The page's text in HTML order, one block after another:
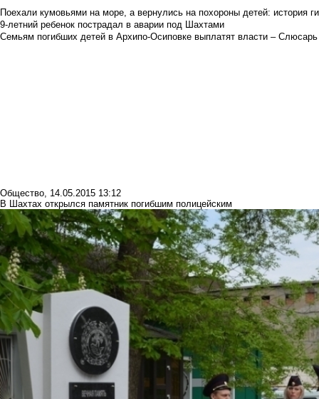
Поехали кумовьями на море, а вернулись на похороны детей: история
9-летний ребенок пострадал в аварии под Шахтами
Семьям погибших детей в Архипо-Осиповке выплатят власти – Слюсарь
Общество, 14.05.2015 13:12
В Шахтах открылся памятник погибшим полицейским